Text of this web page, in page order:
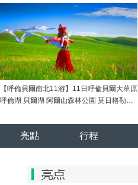
【呼倫貝爾南北11游】11日呼倫貝爾大草原
呼倫湖 貝爾湖 阿爾山森林公園 莫日格勒河
鄉(xiāng) 烏蘭山 中俄界河 太極八卦圖 月牙
泡 老鷹嘴 莫爾道嘎 敖魯古雅 油菜花 黑山頭
蒙古包篝火晚會 滿洲里國門 套娃廣場
亮點 行程